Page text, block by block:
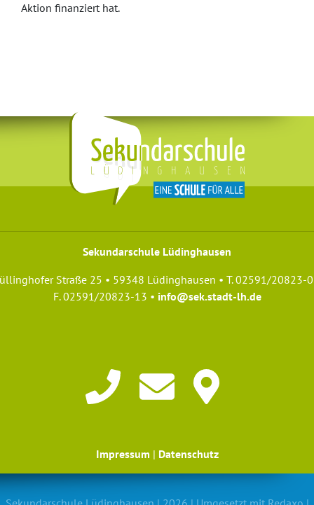
Aktion finanziert hat.
Sekundarschule Lüdinghausen
Straße 25 • 59348 Lüdinghausen • T. 02591/20823-0
F. 02591/20823-13 • info@sek.stadt-lh.de
Impressum | Datenschutz